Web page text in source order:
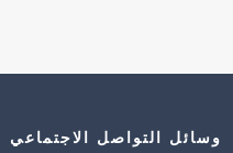
وسائل التواصل الاجتماعي